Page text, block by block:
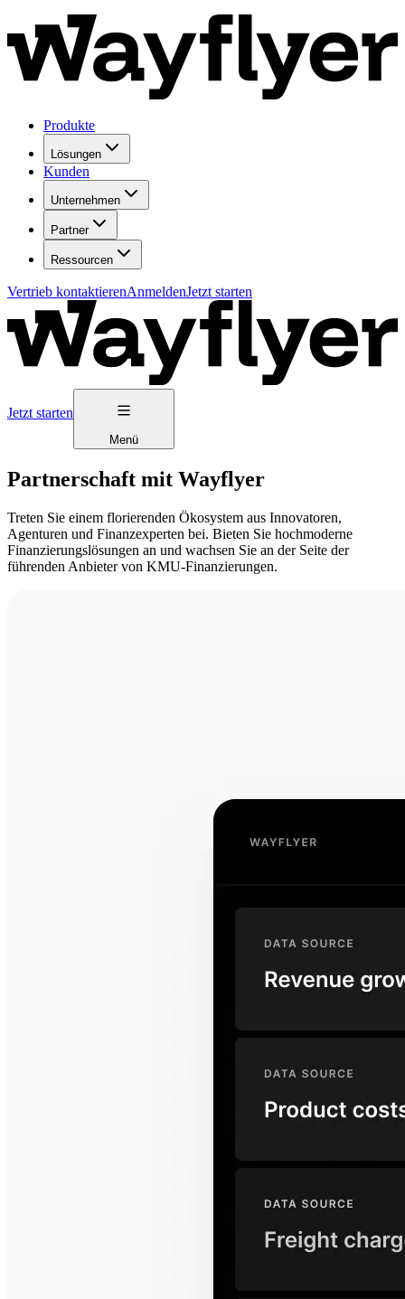
Produkte
Lösungen
Kunden
Unternehmen
Partner
Ressourcen
Vertrieb kontaktierenAnmeldenJetzt starten
Jetzt starten
Menü
Partnerschaft mit Wayflyer
Treten Sie einem florierenden Ökosystem aus Innovatoren,
Agenturen und Finanzexperten bei. Bieten Sie hochmoderne
Finanzierungslösungen an und wachsen Sie an der Seite der
führenden Anbieter von KMU-Finanzierungen.